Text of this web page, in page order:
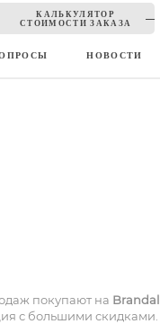
КАЛЬКУЛЯТОР
СТОИМОСТИ ЗАКАЗА
НОВОСТИ
покупают на
с большими